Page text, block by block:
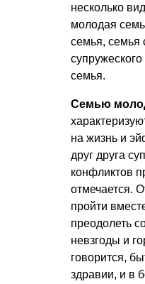
несколько
молодая
семья, семья
семья.
Семью
на жизнь и
друг друга
конфликтов
отмечается.
пройти
преодолеть
невзгоды и
говорится,
здравии, и в